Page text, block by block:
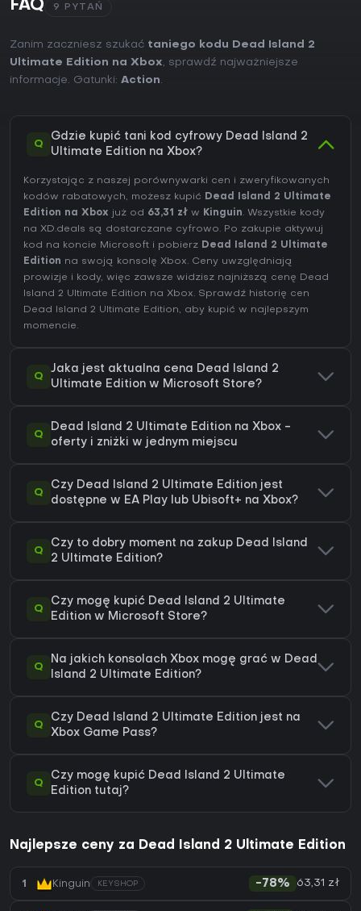
FAQ 9 PYTAŃ
Zanim zaczniesz szukać taniego kodu Dead Island 2
Ultimate Edition na Xbox, sprawdź najważniejsze
informacje. Gatunki: Action.
Q
Gdzie kupić tani kod cyfrowy Dead Island 2
Ultimate Edition na Xbox?
Korzystając z naszej porównywarki cen i zweryfikowanych
kodów rabatowych, możesz kupić Dead Island 2 Ultimate
Edition na Xbox już od 63,31 zł w Kinguin. Wszystkie kody
na XD.deals są dostarczane cyfrowo. Po zakupie aktywuj
kod na koncie Microsoft i pobierz Dead Island 2 Ultimate
Edition na swoją konsolę Xbox. Ceny uwzględniają
prowizje i kody, więc zawsze widzisz najniższą cenę Dead
Island 2 Ultimate Edition na Xbox. Sprawdź historię cen
Dead Island 2 Ultimate Edition, aby kupić w najlepszym
momencie.
Q
Jaka jest aktualna cena Dead Island 2
Ultimate Edition w Microsoft Store?
Q
Dead Island 2 Ultimate Edition na Xbox -
oferty i zniżki w jednym miejscu
Q
Czy Dead Island 2 Ultimate Edition jest
dostępne w EA Play lub Ubisoft+ na Xbox?
Q
Czy to dobry moment na zakup Dead Island
2 Ultimate Edition?
Q
Czy mogę kupić Dead Island 2 Ultimate
Edition w Microsoft Store?
Q
Na jakich konsolach Xbox mogę grać w Dead
Island 2 Ultimate Edition?
Q
Czy Dead Island 2 Ultimate Edition jest na
Xbox Game Pass?
Q
Czy mogę kupić Dead Island 2 Ultimate
Edition tutaj?
Najlepsze ceny za Dead Island 2 Ultimate Edition
1 Kinguin KEYSHOP -78% 63,31 zł